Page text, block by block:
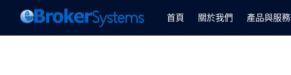
首頁 關於我們 產品與服務